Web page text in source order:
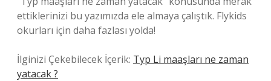
ettiklerinizi bu yazımızda ele almaya çalıştık. Flykids
okurları için daha fazlası yolda!
İlginizi Çekebilecek İçerik: Typ Li maaşları ne zaman
yatacak ?